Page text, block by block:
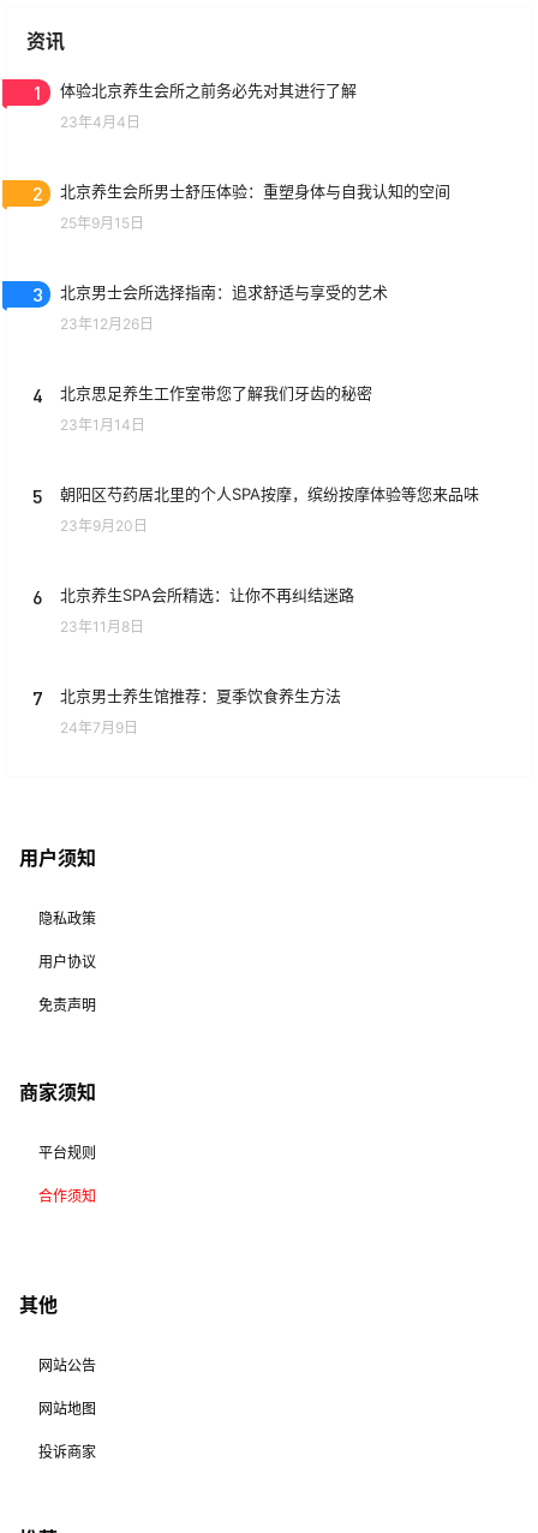
资讯
1 体验北京养生会所之前务必先对其进行了解
23年4月4日
2 北京养生会所男士舒压体验：重塑身体与自我认知的空间
25年9月15日
3 北京男士会所选择指南：追求舒适与享受的艺术
23年12月26日
4 北京思足养生工作室带您了解我们牙齿的秘密
23年1月14日
5 朝阳区芍药居北里的个人SPA按摩，缤纷按摩体验等您来品味
23年9月20日
6 北京养生SPA会所精选：让你不再纠结迷路
23年11月8日
7 北京男士养生馆推荐：夏季饮食养生方法
24年7月9日
用户须知
隐私政策
用户协议
免责声明
商家须知
平台规则
合作须知
其他
网站公告
网站地图
投诉商家